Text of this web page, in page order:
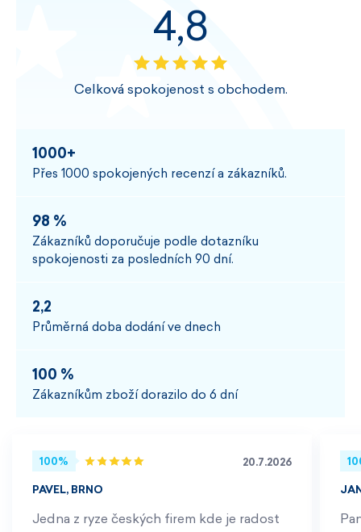
4,8
Celková spokojenost s obchodem.
1000+
Přes 1000 spokojených recenzí a zákazníků.
98 %
Zákazníků doporučuje podle dotazníku
spokojenosti za posledních 90 dní.
2,2
Průměrná doba dodání ve dnech
100 %
Zákazníkům zboží dorazilo do 6 dní
100% 20.7.2026
PAVEL, BRNO
Jedna z ryze českých firem kde je radost